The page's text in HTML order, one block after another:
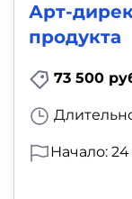
Арт-
продукта
73 500
Начало: 24